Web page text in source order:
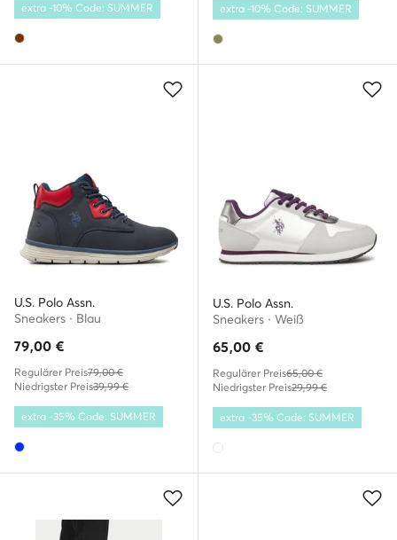
extra -10% Code: SUMMER extra -10% Code: SUMMER
U.S. Polo Assn.
Sneakers · Blau
79,00 €
Regulärer Preis79,00 €
Niedrigster Preis39,99 €
extra -35% Code: SUMMER
U.S. Polo Assn.
Sneakers · Weiß
65,00 €
Regulärer Preis65,00 €
Niedrigster Preis29,99 €
extra -35% Code: SUMMER